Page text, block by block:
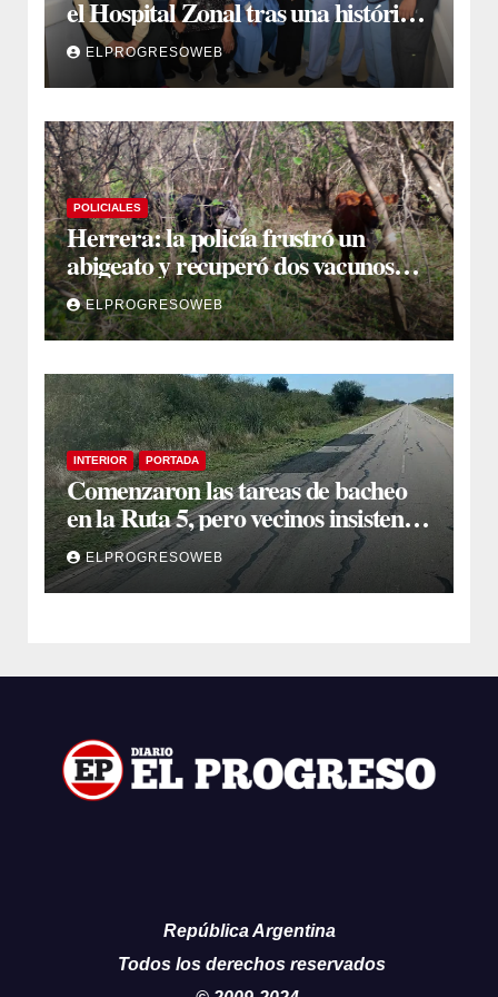
el Hospital Zonal tras una histórica
jornada de intervenciones
laparoscópicas
ELPROGRESOWEB
POLICIALES
Herrera: la policía frustró un
abigeato y recuperó dos vacunos
ocultos en una zona montuosa
ELPROGRESOWEB
INTERIOR PORTADA
Comenzaron las tareas de bacheo
en la Ruta 5, pero vecinos insisten
en un reclamo integral
ELPROGRESOWEB
República Argentina
Todos los derechos reservados